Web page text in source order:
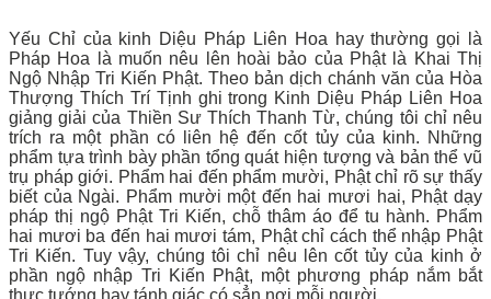
Yếu Chỉ của kinh Diệu Pháp Liên Hoa hay thường gọi là
Pháp Hoa là muốn nêu lên hoài bảo của Phật là Khai Thị
Ngộ Nhập Tri Kiến Phật. Theo bản dịch chánh văn của Hòa
Thượng Thích Trí Tịnh ghi trong Kinh Diệu Pháp Liên Hoa
giảng giải của Thiền Sư Thích Thanh Từ, chúng tôi chỉ nêu
trích ra một phần có liên hệ đến cốt tủy của kinh. Những
phẩm tựa trình bày phần tổng quát hiện tượng và bản thể vũ
trụ pháp giới. Phẩm hai đến phẩm mười, Phật chỉ rõ sự thấy
biết của Ngài. Phẩm mười một đến hai mươi hai, Phật dạy
pháp thị ngộ Phật Tri Kiến, chỗ thâm áo để tu hành. Phẩm
hai mươi ba đến hai mươi tám, Phật chỉ cách thể nhập Phật
Tri Kiến. Tuy vậy, chúng tôi chỉ nêu lên cốt tủy của kinh ở
phần ngộ nhập Tri Kiến Phật, một phương pháp nắm bắt
thực tướng hay tánh giác có sẳn nơi mỗi người.